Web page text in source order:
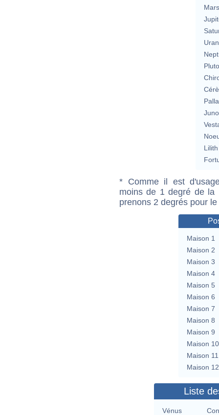
Mars
Lilith
* Comme il est
moins de 1 degré de la
prenons 2 degrés pour
Maison 1
Maison 2
Maison 3
Maison 4
Maison 5
Maison 6
Maison 7
Maison 8
Maison 9
Maison 10
Maison 11
Maison 12
Liste
Vénus